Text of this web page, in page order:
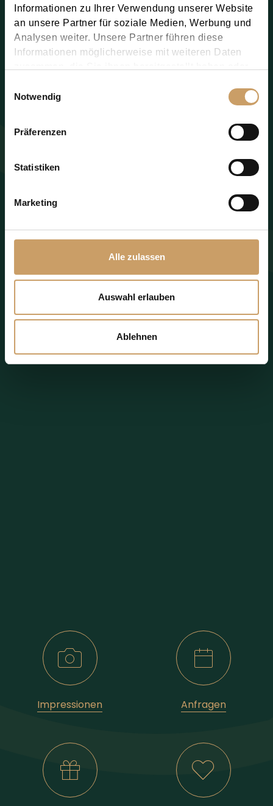
Informationen zu Ihrer Verwendung unserer Website
an unsere Partner für soziale Medien, Werbung und
Analysen weiter. Unsere Partner führen diese
Informationen möglicherweise mit weiteren Daten
gesammelt haben.
Notwendig
Präferenzen
Statistiken
Marketing
Alle zulassen
Auswahl erlauben
Ablehnen
Sie willigen der Nutzung Ihrer persönlichen Daten,
beschrieben,
Additional Information
Impressionen Anfragen